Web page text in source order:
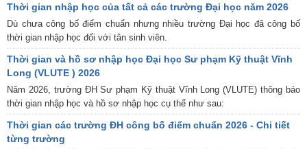
Thời gian nhập học của tất cả các trường Đại học năm 2026
Dù chưa công bố điểm chuẩn nhưng nhiều trường Đại học đã công bố
thời gian nhập học đối với tân sinh viên.
Thời gian và hồ sơ nhập học Đại học Sư phạm Kỹ thuật Vĩnh
Long (VLUTE ) 2026
Năm 2026, trường ĐH Sư phạm Kỹ thuật Vĩnh Long (VLUTE) thông báo
thời gian nhập học và hồ sơ nhập học cụ thể như sau:
Thời gian các trường ĐH công bố điểm chuẩn 2026 - Chi tiết
từng trường